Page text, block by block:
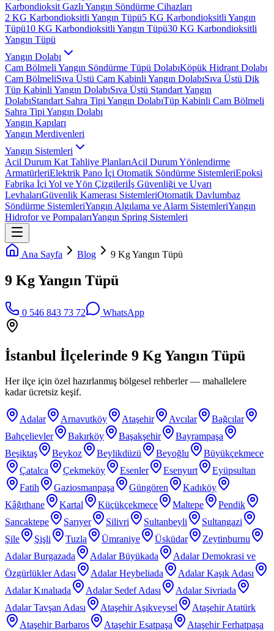
Karbondioksit Gazlı Yangın Söndürme Cihazları
2 KG Karbondioksitli Yangın Tüpü5 KG Karbondioksitli Yangın
Tüpü10 KG Karbondioksitli Yangın Tüpü30 KG Karbondioksitli
Yangın Tüpü
Yangın Dolabı
Cam Bölmeli Yangın Söndürme Tüpü DolabıKöpük Hidrant Dolabı
Cam BölmeliSıva Üstü Cam Kabinli Yangın DolabıSıva Üstü Dik
Tüp Kabinli Yangın DolabıSıva Üstü Standart Yangın
DolabıStandart Sahra Tipi Yangın DolabıTüp Kabinli Cam Bölmeli
Sahra Tipi Yangın Dolabı
Yangın Kapıları
Yangın Merdivenleri
Yangın Sistemleri
Acil Durum Kat Tahliye PlanlarıAcil Durum Yönlendirme
ArmatürleriElektrik Pano İçi Otomatik Söndürme SistemleriEpoksi
Fabrika İçi Yol ve Yön Çizgileriİş Güvenliği ve Uyarı
LevhalarıGüvenlik Kamerası SistemleriOtomatik Davlumbaz
Söndürme SistemleriYangın Algılama ve Alarm SistemleriYangın
Hidrofor ve PompalarıYangın Spring Sistemleri
Ana Sayfa Blog 9 Kg Yangın Tüpü
9 Kg Yangın Tüpü
0 546 843 73 72 WhatsApp
İstanbul İlçelerinde 9 Kg Yangın Tüpü
Her ilçe için özel hazırlanmış bölgesel rehberler — mahallelere
kadar ücretsiz keşif.
Adalar Arnavutköy Ataşehir Avcılar
Bağcılar
Bahçelievler
Bakırköy Başakşehir
Bayrampaşa
Beşiktaş
Beykoz Beylikdüzü Beyoğlu
Büyükçekmece
Çatalca
Çekmeköy Esenler Esenyurt
Eyüpsultan
Fatih
Gaziosmanpaşa Güngören
Kadıköy
Kâğıthane
Kartal Küçükçekmece Maltepe
Pendik
Sancaktepe
Sarıyer Silivri Sultanbeyli
Sultangazi
Şile
Şişli Tuzla Ümraniye Üsküdar
Zeytinburnu
Adalar Burgazada
Adalar Büyükada
Adalar Demokrasi ve
Özgürlükler Adası
Adalar Heybeliada
Adalar Kaşık Adası
Adalar Kınalıada
Adalar Sedef Adası
Adalar Sivriada
Adalar Tavşan Adası
Ataşehir Aşıkveysel
Ataşehir Atatürk
Ataşehir Barbaros
Ataşehir Esatpaşa
Ataşehir Ferhatpaşa